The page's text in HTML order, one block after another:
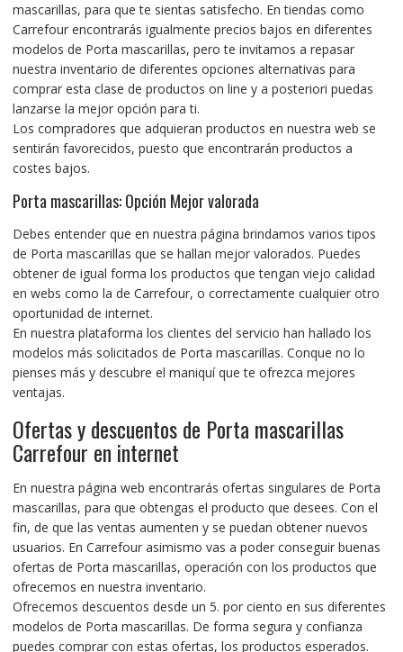
mascarillas, para que te sientas satisfecho. En tiendas como
Carrefourencontrarás igualmente precios bajos en diferentes
modelos de Porta mascarillas, pero te invitamos a repasar
nuestra inventario de diferentes opciones alternativas para
comprar esta clase de productos on line y a posteriori puedas
lanzarse la mejor opción para ti.
Los compradores que adquieran productos en nuestra web se
sentirán favorecidos, puesto que encontrarán productos a
costes bajos.
Porta mascarillas: Opción Mejor valorada
Debes entender que en nuestra página brindamos varios tipos
de Porta mascarillas que se hallan mejor valorados. Puedes
obtener de igual forma los productos que tengan viejo calidad
en webs como la de Carrefour, o correctamente cualquier otro
oportunidad de internet.
En nuestra plataforma los clientes del servicio han hallado los
modelos más solicitados de Porta mascarillas. Conque no lo
pienses más y descubre el maniquí que te ofrezca mejores
ventajas.
Ofertas y descuentos de Porta mascarillas
Carrefour en internet
En nuestra página web encontrarás ofertas singulares de Porta
mascarillas, para que obtengas el producto que desees. Con el
fin, de que las ventas aumenten y se puedan obtener nuevos
usuarios. En Carrefour asimismo vas a poder conseguir buenas
ofertas de Porta mascarillas, operación con los productos que
ofrecemos en nuestra inventario.
Ofrecemos descuentos desde un 5. por ciento en sus diferentes
modelos de Porta mascarillas. De forma segura yconfianza
puedes comprar con estas ofertas, los productos esperados.